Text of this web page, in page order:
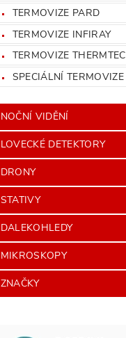
TERMOVIZE PARD
TERMOVIZE INFIRAY
TERMOVIZE THERMTEC
SPECIÁLNÍ TERMOVIZE
NOČNÍ VIDĚNÍ
LOVECKÉ DETEKTORY
DRONY
STATIVY
DALEKOHLEDY
MIKROSKOPY
ZNAČKY